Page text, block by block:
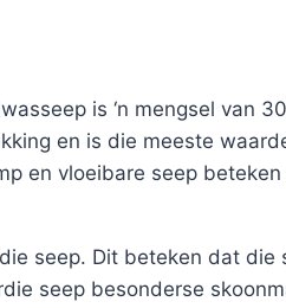
is ‘n mengsel van
en is die meeste
en vloeibare seep
seep. Dit beteken dat
seep besonderse